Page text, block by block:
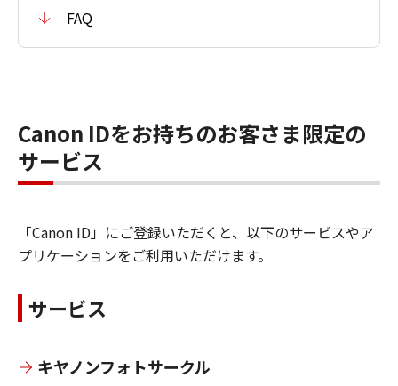
FAQ
Canon IDをお持ちのお客さま限定の
サービス
「Canon ID」にご登録いただくと、以下のサービスやア
プリケーションをご利用いただけます。
サービス
キヤノンフォトサークル